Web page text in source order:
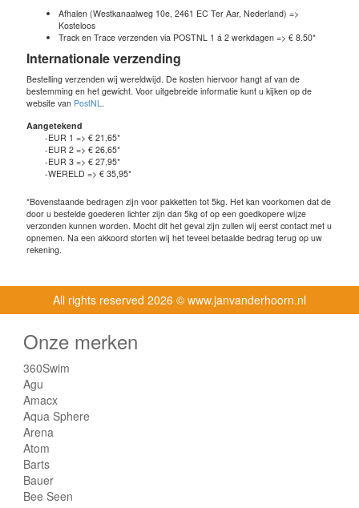
Afhalen (Westkanaalweg 10e, 2461 EC Ter Aar, Nederland) =>
Kosteloos
Track en Trace verzenden via POSTNL 1 á 2 werkdagen => € 8.50*
Internationale verzending
Bestelling verzenden wij wereldwijd. De kosten hiervoor hangt af van de
bestemming en het gewicht. Voor uitgebreide informatie kunt u kijken op de
website van PostNL
Aangetekend
-EUR 1 => € 21,65*
-EUR 2 => € 26,65*
-EUR 3 => € 27,95*
-WERELD => € 35,95*
*Bovenstaande bedragen zijn voor pakketten tot 5kg. Het kan voorkomen dat de
door u bestelde goederen lichter zijn dan 5kg of op een goedkopere wijze
verzonden kunnen worden. Mocht dit het geval zijn zullen wij eerst contact met u
opnemen. Na een akkoord storten wij het teveel betaalde bedrag terug op uw
rekening.
All rights reserved 2026 © www.janvanderhoorn.nl
Onze merken
360Swim
Agu
Amacx
Aqua Sphere
Arena
Atom
Barts
Bauer
Bee Seen